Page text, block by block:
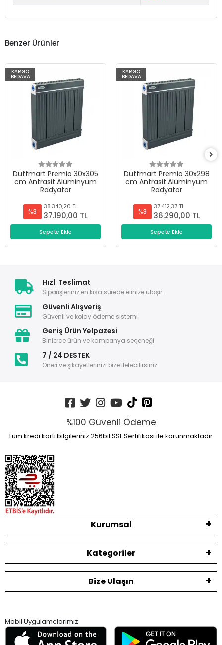
Benzer Ürünler
KARGO
BEDAVA
Duffmart Premio 30x305
cm Antrasit Alüminyum
Radyatör
%3
38.340,20 TL
37.190,00 TL
Sepete Ekle
KARGO
BEDAVA
Duffmart Premio 30x298
cm Antrasit Alüminyum
Radyatör
%3
37.412,37 TL
36.290,00 TL
Sepete Ekle
Hızlı Teslimat
Siparişleriniz en kısa sürede elinize ulaşır.
Güvenli Alışveriş
Güvenli ve kolay ödeme sistemi
Geniş Ürün Yelpazesi
Binlerce ürün ve kampanya seçeneği
7 / 24 DESTEK
Öneri ve şikayetlerinizi bize iletebilirsiniz.
%100 Güvenli Ödeme
Tüm kredi kartı bilgileriniz 256bit SSL Sertifikası ile korunmaktadır.
Kurumsal
Kategoriler
Bize Ulaşın
Mobil Uygulamalarımız